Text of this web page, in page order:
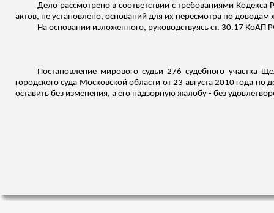
Дело рассмотрено в соответствии с требованиями
актов, не установлено, оснований для их пересмотра по
На основании изложенного, руководствуясь ст. 30.17 КоАП
Постановление мирового судьи 276 судебного участка
городского суда Московской области от 23 августа 2010 года
оставить без изменения, а его надзорную жалобу - без